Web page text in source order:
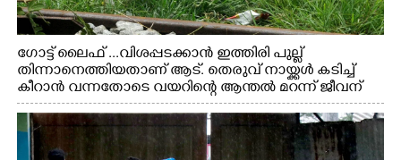
ഗോട്ട് ലൈഫ് ...വിശപ്പടക്കാൻ ഇത്തിരി പുല്ല്
തിന്നാനെത്തിയതാണ് ആട്. തെരുവ് നായ്ക്കൾ കടിച്ച്
കീറാൻ വന്നതോടെ വയറിന്റെ ആന്തൽ മറന്ന് ജീവന്
വേണ്ടിയായി ഓട്ടം. എറണാകുളം വാത്തുരുത്തിയിൽ
നിന്നുള്ള കാഴ്ച